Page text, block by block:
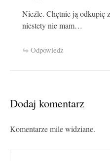
Nieźle. Chętnie ją odkupię
niestety nie mam…
Odpowiedz
Dodaj komentarz
Komentarze mile widziane.